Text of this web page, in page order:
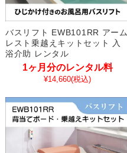
バスリフト EWB101RR アーム
レスト乗越えキットセット 入
浴介助 レンタル
1ヶ月分のレンタル料
¥14,660(税込)